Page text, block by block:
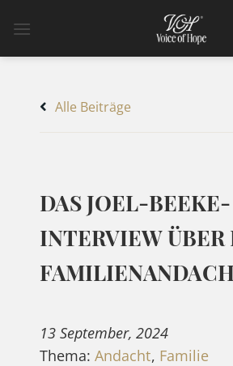
Inhalt
Alle Beiträge
DAS JOEL-BEEKE-
INTERVIEW ÜBER
13 September, 2024
Thema: Andacht, Familie